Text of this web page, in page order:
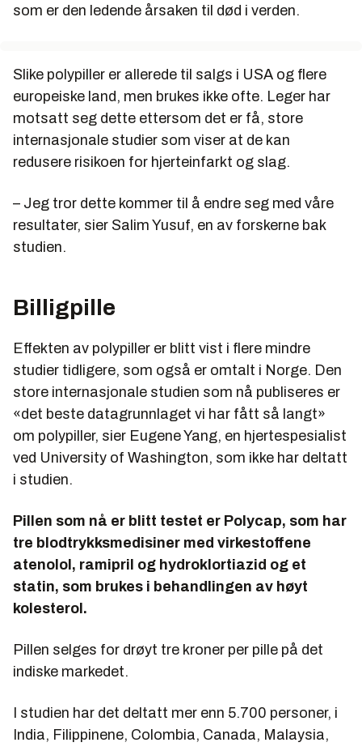
som er den ledende årsaken til død i verden.
Slike polypiller er allerede til salgs i USA og flere
europeiske land, men brukes ikke ofte. Leger har
motsatt seg dette ettersom det er få, store
internasjonale studier som viser at de kan
redusere risikoen for hjerteinfarkt og slag.
– Jeg tror dette kommer til å endre seg med våre
resultater, sier Salim Yusuf, en av forskerne bak
studien.
Billigpille
Effekten av polypiller er blitt vist i flere mindre
studier tidligere, som også er omtalt i Norge. Den
store internasjonale studien som nå publiseres er
«det beste datagrunnlaget vi har fått så langt»
om polypiller, sier Eugene Yang, en hjertespesialist
ved University of Washington, som ikke har deltatt
i studien.
Pillen som nå er blitt testet er Polycap, som har
tre blodtrykksmedisiner med virkestoffene
atenolol, ramipril og hydroklortiazid og et
statin, som brukes i behandlingen av høyt
kolesterol.
Pillen selges for drøyt tre kroner per pille på det
indiske markedet.
I studien har det deltatt mer enn 5.700 personer, i
India, Filippinene, Colombia, Canada, Malaysia,